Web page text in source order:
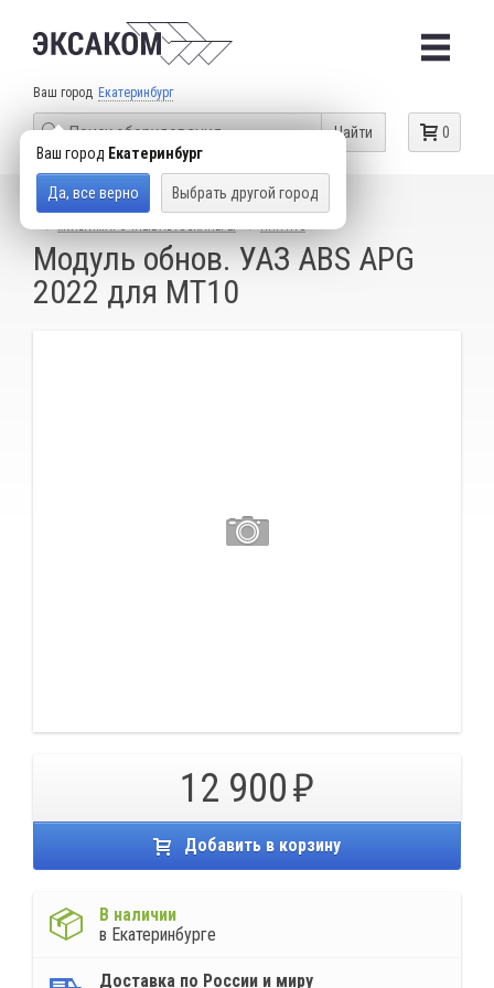
Ваш город Екатеринбург
Ваш город Екатеринбург
Да, все верно Выбрать другой город
0
Найти
КАТАЛОГ ТОВАРОВ
ДИАГНОСТИЧЕСКИЕ СКАНЕРЫ
Модуль обнов. УАЗ ABS APG
2022 для МТ10
12 900
Добавить в корзину
В наличии
в Екатеринбурге
Доставка по России и миру